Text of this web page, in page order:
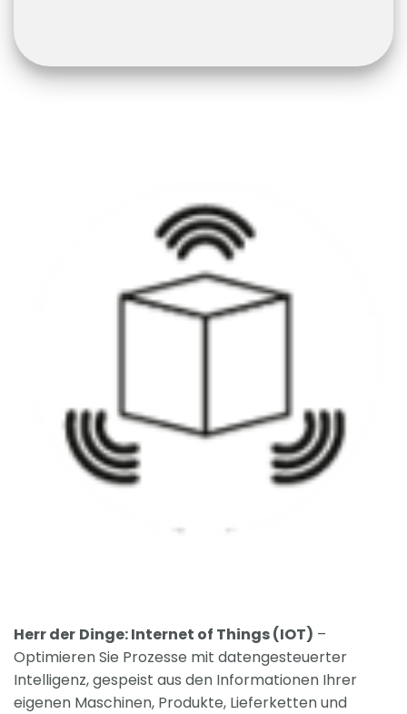
Herr der Dinge: Internet of Things (IOT) –
Optimieren Sie Prozesse mit datengesteuerter
Intelligenz, gespeist aus den Informationen Ihrer
eigenen Maschinen, Produkte, Lieferketten und